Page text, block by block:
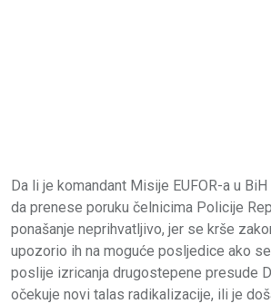
Da li je komandant Misije EUFOR-a u
da prenese poruku čelnicima Policije
ponašanje neprihvatljivo, jer se krše
upozorio ih na moguće posljedice ako
poslije izricanja drugostepene presude
očekuje novi talas radikalizacije, ili je